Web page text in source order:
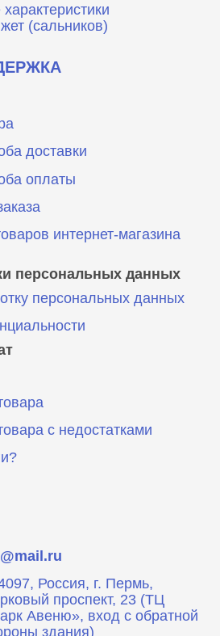
(сальников)
доставки
оплаты
интернет-магазина
персональных данных
персональных данных
с недостатками
Россия, г. Пермь,
проспект, 23 (ТЦ
Авеню», вход с обратной
здания)